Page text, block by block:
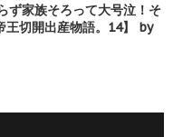
ず家族そろって大号泣！そ
王切開出産物語。14】 by